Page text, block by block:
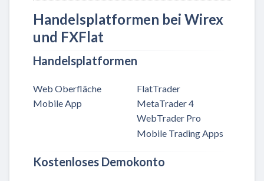
Handelsplatformen bei Wirex
und FXFlat
Handelsplatformen
Web Oberfläche
Mobile App
FlatTrader
MetaTrader 4
WebTrader Pro
Mobile Trading Apps
Kostenloses Demokonto